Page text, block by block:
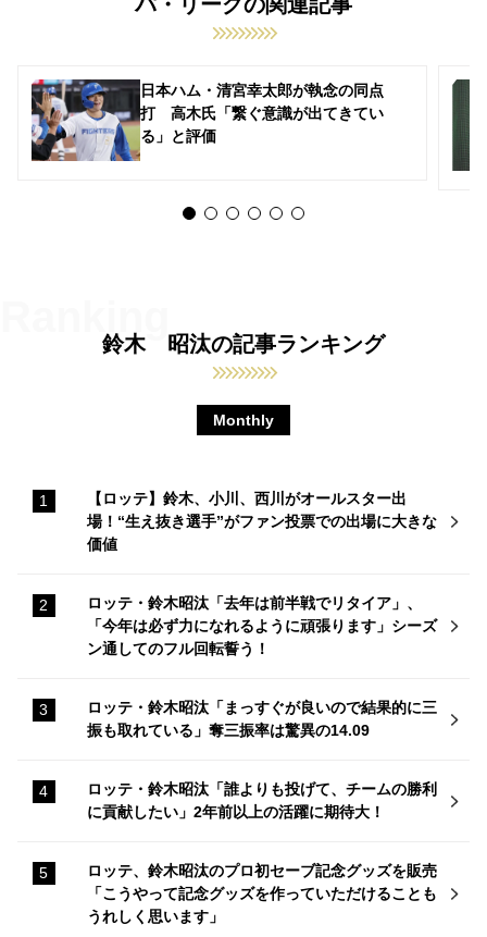
日本ハム・清宮幸太郎が執念の同点
打 高木氏「繋ぐ意識が出てきてい
る」と評価
鈴木 昭汰の記事ランキング
Monthly
【ロッテ】鈴木、小川、西川がオールスター出
場！“生え抜き選手”がファン投票での出場に大きな
価値
ロッテ・鈴木昭汰「去年は前半戦でリタイア」、
「今年は必ず力になれるように頑張ります」シーズ
ン通してのフル回転誓う！
ロッテ・鈴木昭汰「まっすぐが良いので結果的に三
振も取れている」奪三振率は驚異の14.09
ロッテ・鈴木昭汰「誰よりも投げて、チームの勝利
に貢献したい」2年前以上の活躍に期待大！
ロッテ、鈴木昭汰のプロ初セーブ記念グッズを販売
「こうやって記念グッズを作っていただけることも
うれしく思います」